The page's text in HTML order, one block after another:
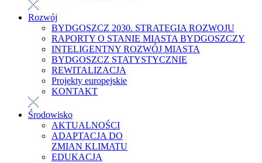
Rozwój
BYDGOSZCZ 2030. STRATEGIA ROZWOJU
RAPORTY O STANIE MIASTA BYDGOSZCZY
INTELIGENTNY ROZWÓJ MIASTA
BYDGOSZCZ STATYSTYCZNIE
REWITALIZACJA
Projekty europejskie
KONTAKT
Środowisko
AKTUALNOŚCI
ADAPTACJA DO
ZMIAN KLIMATU
EDUKACJA